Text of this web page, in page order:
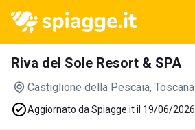
Riva del Sole Resort & SPA
Castiglione della Pescaia, Toscana
Aggiornato da Spiagge.it il 19/06/2026